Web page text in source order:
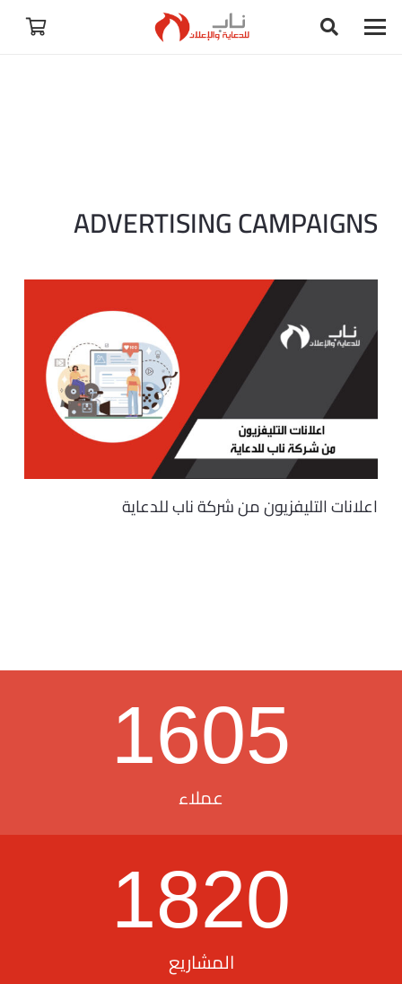
ADVERTISING CAMPAIGNS
اعلانات التليفزيون من شركة ناب للدعاية
1605
عملاء
1820
المشاريع